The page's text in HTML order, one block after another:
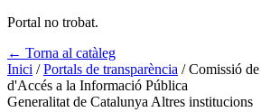
Portal no trobat.
← Torna al catàleg
Inici / Portals de transparència / Comissió
d'Accés a la Informació Pública
Generalitat de Catalunya Altres institucions